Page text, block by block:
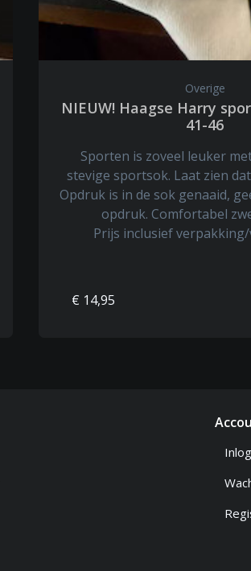
Overige
NIEUW! Haagse Harry
41-46
Sporten is zoveel leuker
stevige sportsok. Laat zien
Opdruk is in de sok genaaid,
opdruk. Comfortabel
Prijs inclusief
€ 14,95